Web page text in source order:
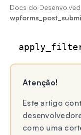
Docs do
Atenção!
Este artigo
como uma